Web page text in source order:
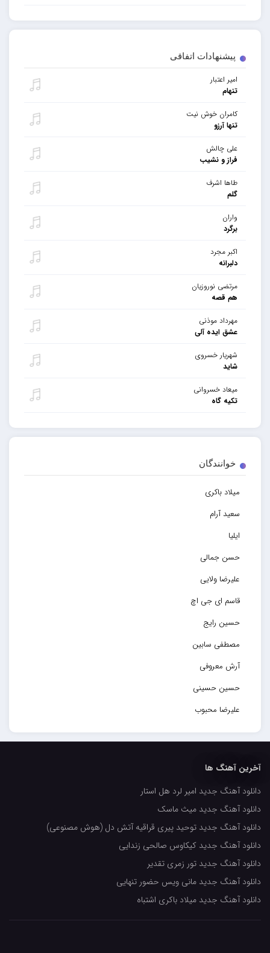
پیشنهادات اتفاقی
امیر اعتبار
تنهام
کامران خوش نیت
تنها آرزو
علی چالش
فراز و نشیب
طاها اشرف
گلم
واران
برگرد
اکبر مجرد
دلبرانه
مرتضی نوروزیان
هم قصه
مهرداد موذنی
عشق ایده آلی
شهریار خسروی
شاید
میعاد خسروانی
تکیه گاه
خوانندگان
میلاد باکری
سعید آرام
ایلیا
حسن جمالی
علیرضا ولایی
قاسم ای جی اچ
حسین رایج
مصطفی سابین
آرش معروفی
حسین حسینی
علیرضا محبوب
حسین حصارکی
کاپیتان
مجید رضوی
رضا مرانلو
امیر عرفانی
رضا صادقی
سعید شمس
آخرین آهنگ ها
دانلود آهنگ جدید امیر لرد هل استار
دانلود آهنگ جدید میث ماسک
دانلود آهنگ جدید توحید پیری قراقیه آتش دل (هوش مصنوعی)
دانلود آهنگ جدید کیکاوس صالحی زندایی
دانلود آهنگ جدید تور زمری تقدیر
دانلود آهنگ جدید مانی ویس حضور تنهایی
دانلود آهنگ جدید میلاد باکری اشتباه